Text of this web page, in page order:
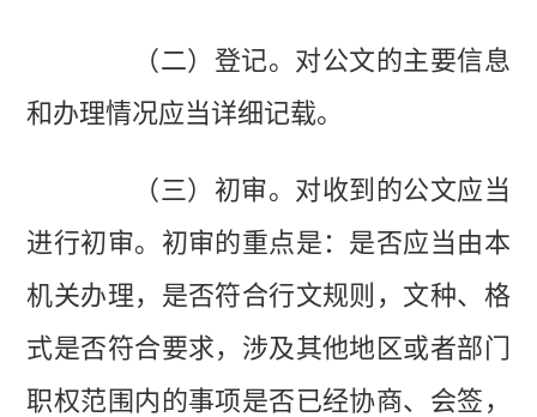
（二）登记。对公文的主要信息
和办理情况应当详细记载。
（三）初审。对收到的公文应当
进行初审。初审的重点是：是否应当由本
机关办理，是否符合行文规则，文种、格
式是否符合要求，涉及其他地区或者部门
职权范围内的事项是否已经协商、会签，